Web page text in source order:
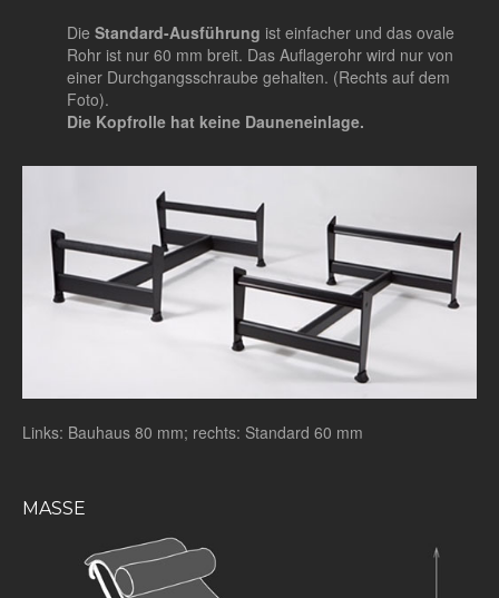
Die Standard-Ausführung ist einfacher und das ovale
Rohr ist nur 60 mm breit. Das Auflagerohr wird nur von
einer Durchgangsschraube gehalten. (Rechts auf dem
Foto).
Die Kopfrolle hat keine Dauneneinlage.
Links: Bauhaus 80 mm; rechts: Standard 60 mm
MASSE